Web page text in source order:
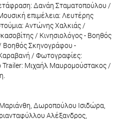
Δανάη Σταματοπούλου /
επιμέλεια: Λευτέρης
Αντώνης Χαλκιάς /
/ Κινησιολόγος - Βοηθός
Σκηνογράφου -
/ Φωτογραφίες:
Μιχαήλ Μαυρομούστακος /
Δωροπούλου Ισιδώρα,
Αλέξανδρος,